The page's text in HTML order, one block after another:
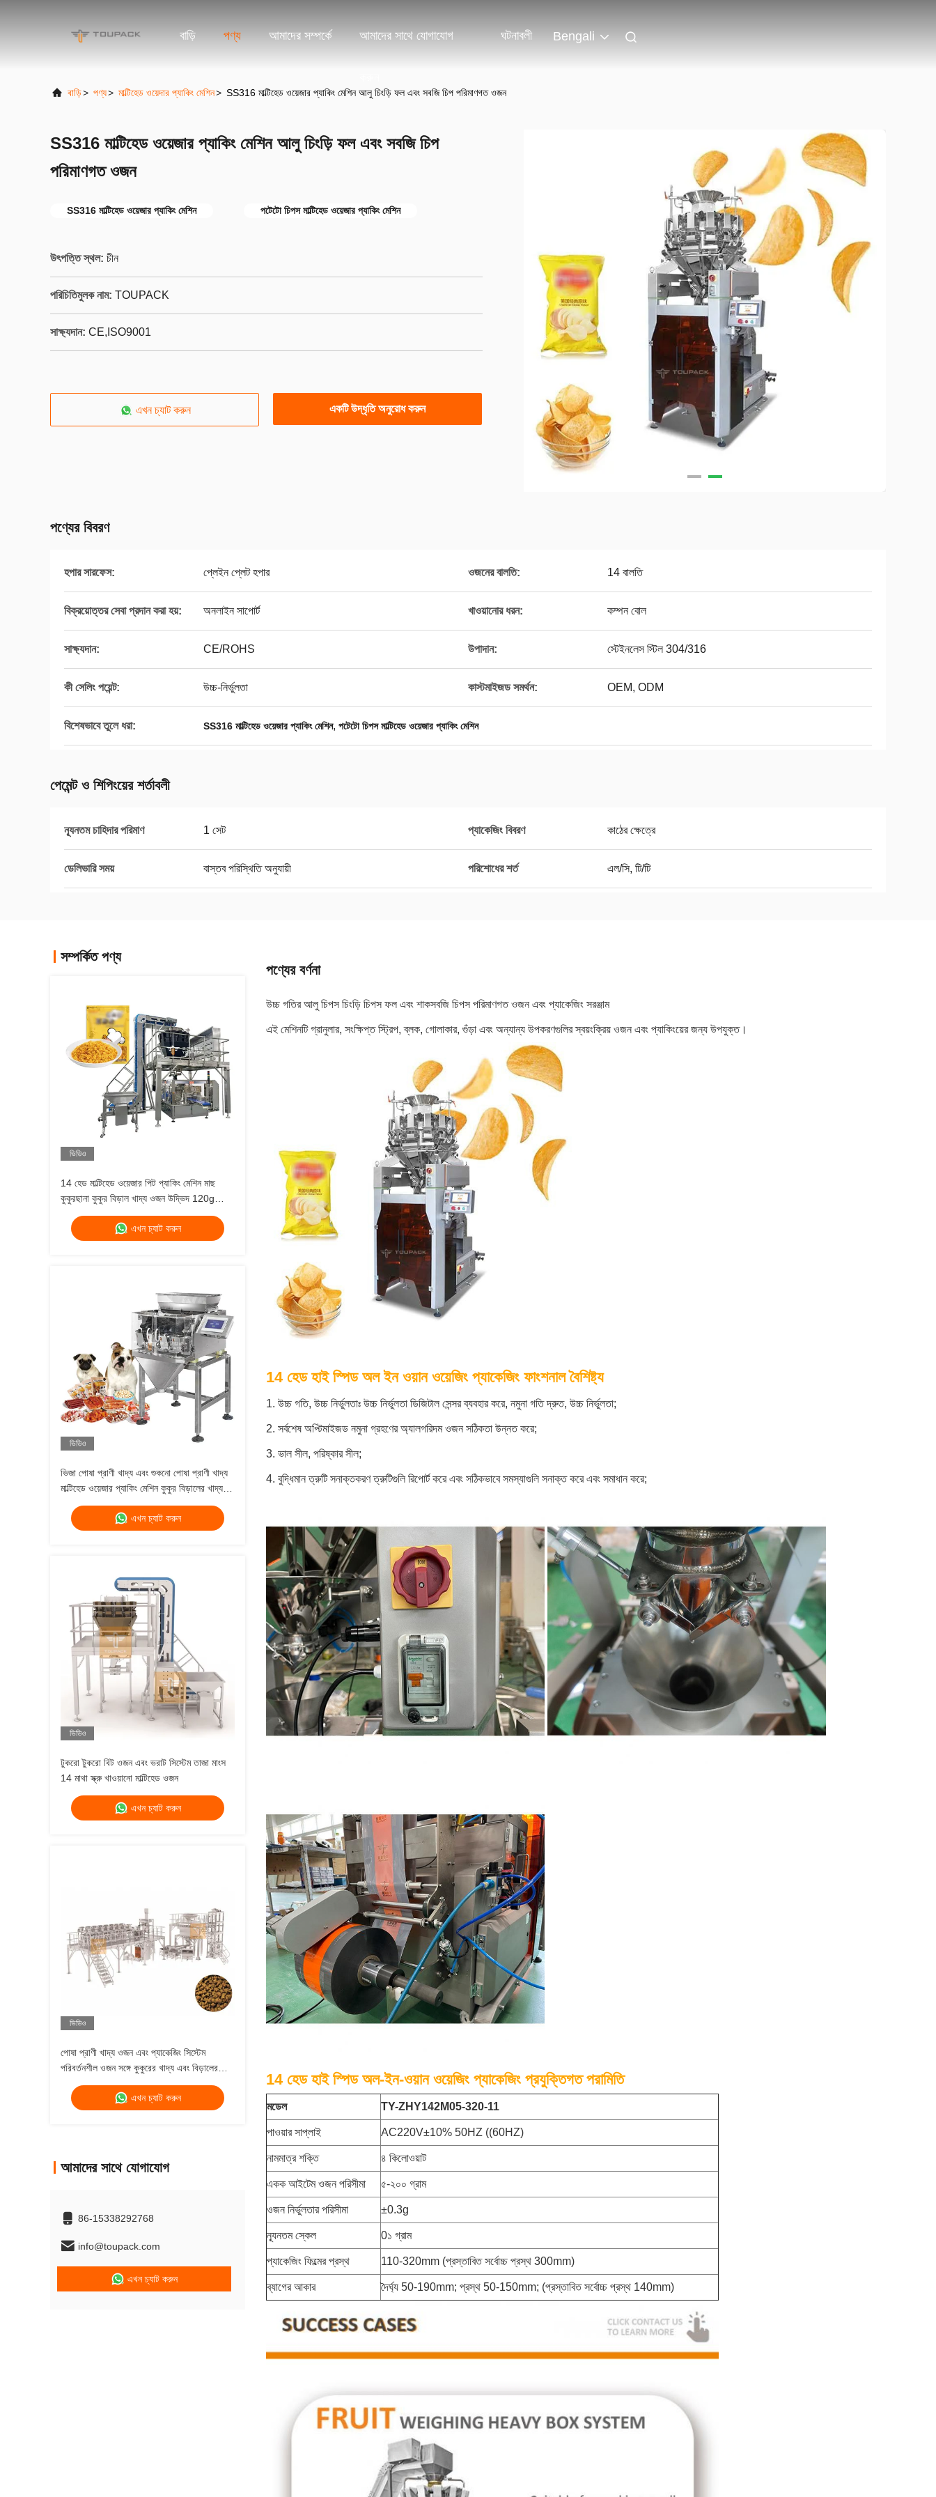
বাড়ি পণ্য আমাদের সম্পর্কে আমাদের সাথে যোগাযোগ ঘটনাবলী Bengali
বাড়ি> পণ্য> মাল্টিহেড ওয়েদার প্যাকিং মেশিন> SS316 মাল্টিহেড ওয়েজার প্যাকিং মেশিন আলু চিংড়ি ফল এবং সবজি চিপ পরিমাণগত ওজন
SS316 মাল্টিহেড ওয়েজার প্যাকিং মেশিন আলু চিংড়ি ফল এবং সবজি চিপ
পরিমাণগত ওজন
SS316 মাল্টিহেড ওয়েজার প্যাকিং মেশিন পটেটো চিপস মাল্টিহেড ওয়েজার প্যাকিং মেশিন
উৎপত্তি স্থল: চীন
পরিচিতিমুলক নাম: TOUPACK
সাক্ষ্যদান: CE,ISO9001
এখন চ্যাট করুন একটি উদ্ধৃতি অনুরোধ করুন
পণ্যের বিবরণ
হপার সারফেস: প্লেইন প্লেট হপার ওজনের বালতি: 14 বালতি
বিক্রয়োত্তর সেবা প্রদান করা হয়: অনলাইন সাপোর্ট খাওয়ানোর ধরন: কম্পন বোল
সাক্ষ্যদান: CE/ROHS উপাদান: স্টেইনলেস স্টিল 304/316
কী সেলিং পয়েন্ট: উচ্চ-নির্ভুলতা কাস্টমাইজড সমর্থন: OEM, ODM
বিশেষভাবে তুলে ধরা: SS316 মাল্টিহেড ওয়েজার প্যাকিং মেশিন, পটেটো চিপস মাল্টিহেড ওয়েজার প্যাকিং মেশিন
পেমেন্ট ও শিপিংয়ের শর্তাবলী
ন্যূনতম চাহিদার পরিমাণ 1 সেট প্যাকেজিং বিবরণ কাঠের ক্ষেত্রে
ডেলিভারি সময় বাস্তব পরিস্থিতি অনুযায়ী পরিশোধের শর্ত এল/সি, টি/টি
সম্পর্কিত পণ্য
ভিডিও
14 হেড মাল্টিহেড ওয়েজার পিট প্যাকিং মেশিন মাছ
কুকুরছানা কুকুর বিড়াল খাদ্য ওজন উদ্ভিদ 120g
240g 400g 1kg জিপলক প্যাকিং মেশিন
এখন চ্যাট করুন
ভিডিও
ভিজা পোষা প্রাণী খাদ্য এবং শুকনো পোষা প্রাণী খাদ্য
মাল্টিহেড ওয়েজার প্যাকিং মেশিন কুকুর বিড়ালের খাদ্য
ওজন 120g 240g 400g 1kg ব্যাগ প্যাকিং মেশিন
এখন চ্যাট করুন
ভিডিও
টুকরো টুকরো বিট ওজন এবং ভরাট সিস্টেম তাজা মাংস
14 মাথা স্ক্রু খাওয়ানো মাল্টিহেড ওজন
এখন চ্যাট করুন
ভিডিও
পোষা প্রাণী খাদ্য ওজন এবং প্যাকেজিং সিস্টেম
পরিবর্তনশীল ওজন সঙ্গে কুকুরের খাদ্য এবং বিড়ালের
খাদ্য মাল্টিহেড ওজন
এখন চ্যাট করুন
আমাদের সাথে যোগাযোগ
86-15338292768
info@toupack.com
এখন চ্যাট করুন
পণ্যের বর্ণনা
উচ্চ গতির আলু চিপস চিংড়ি চিপস ফল এবং শাকসবজি চিপস পরিমাণগত ওজন এবং প্যাকেজিং সরঞ্জাম
এই মেশিনটি গ্রানুলার, সংক্ষিপ্ত স্ট্রিপ, ব্লক, গোলাকার, গুঁড়া এবং অন্যান্য উপকরণগুলির স্বয়ংক্রিয় ওজন এবং প্যাকিংয়ের জন্য উপযুক্ত।
14 হেড হাই স্পিড অল ইন ওয়ান ওয়েজিং প্যাকেজিং ফাংশনাল বৈশিষ্ট্য
1. উচ্চ গতি, উচ্চ নির্ভুলতাঃ উচ্চ নির্ভুলতা ডিজিটাল সেন্সর ব্যবহার করে, নমুনা গতি দ্রুত, উচ্চ নির্ভুলতা;
2. সর্বশেষ অপ্টিমাইজড নমুনা গ্রহণের অ্যালগরিদম ওজন সঠিকতা উন্নত করে;
3. ভাল সীল, পরিষ্কার সীল;
4. বুদ্ধিমান ত্রুটি সনাক্তকরণ ত্রুটিগুলি রিপোর্ট করে এবং সঠিকভাবে সমস্যাগুলি সনাক্ত করে এবং সমাধান করে;
14 হেড হাই স্পিড অল-ইন-ওয়ান ওয়েজিং প্যাকেজিং প্রযুক্তিগত পরামিতি
মডেল TY-ZHY142M05-320-11
পাওয়ার সাপ্লাই AC220V±10% 50HZ ((60HZ)
নামমাত্র শক্তি ৪ কিলোওয়াট
একক আইটেম ওজন পরিসীমা ৫-২০০ গ্রাম
ওজন নির্ভুলতার পরিসীমা ±0.3g
ন্যূনতম স্কেল 0১ গ্রাম
প্যাকেজিং ফিল্মের প্রস্থ 110-320mm (প্রস্তাবিত সর্বোচ্চ প্রস্থ 300mm)
ব্যাগের আকার দৈর্ঘ্য 50-190mm; প্রস্থ 50-150mm; (প্রস্তাবিত সর্বোচ্চ প্রস্থ 140mm)